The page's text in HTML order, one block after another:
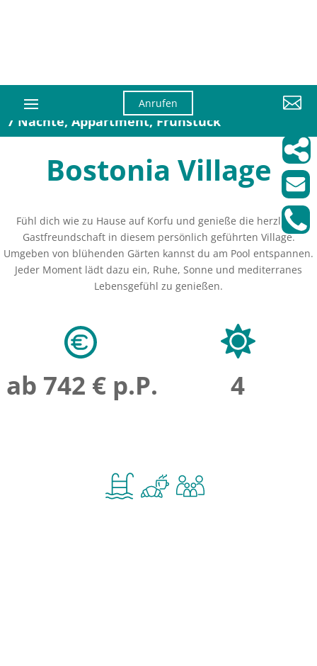
Anrufen 
7 Nächte, Appartment, Frühstück
Bostonia Village
Fühl dich wie zu Hause auf Korfu und genieße die herzliche
Gastfreundschaft in diesem persönlich geführten Village.
Umgeben von blühenden Gärten kannst du am Pool entspannen.
Jeder Moment lädt dazu ein, Ruhe, Sonne und mediterranes
Lebensgefühl zu genießen.
ab 742 € p.P. 4